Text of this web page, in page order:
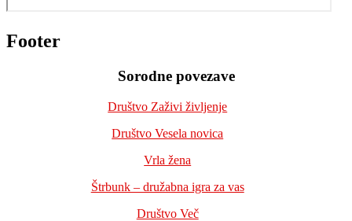
Footer
Sorodne povezave
Društvo Zaživi življenje
Društvo Vesela novica
Vrla žena
Štrbunk – družabna igra za vas
Društvo Več